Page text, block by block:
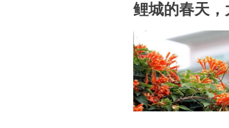
鲤城的春天，